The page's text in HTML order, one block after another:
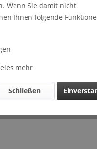
Wenn Sie damit nicht
Ihnen folgende
mehr
Schließen